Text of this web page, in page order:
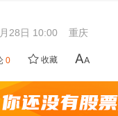
28日 10:00 重庆
0 收藏